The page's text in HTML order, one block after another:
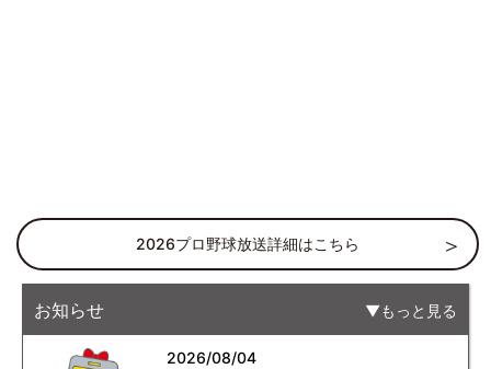
2026プロ野球放送詳細はこちら
お知らせ もっと見る
2026/08/04